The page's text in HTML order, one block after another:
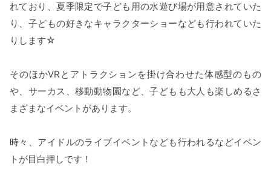
れており、夏季限定で子ども用の水遊び場が用意されていた
り、子どもの好きなキャラクターショーなども行われていた
りします☆
そのほかVRとアトラクションを掛け合わせた体感型のもの
や、サーカス、移動動物園など、子どもも大人も楽しめるさ
まざまなイベントがあります。
時々、アイドルのライブイベントなども行われるなどイベン
トが目白押しです！